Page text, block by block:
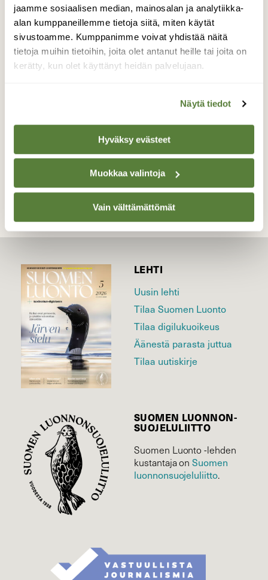
jaamme sosiaalisen median, mainosalan ja analytiikka-
alan kumppaneillemme tietoja siitä, miten käytät
sivustoamme. Kumppanimme voivat yhdistää näitä
tietoja muihin tietoihin, joita olet antanut heille tai joita on
kerätty, kun olet käyttänyt heidän palvelujaan.
Näytä tiedot
Hyväksy evästeet
Muokkaa valintoja
Vain välttämättömät
Harmaalokin kaklatus tuo
kevään
Taas kerran harmaalokki oli kevään
ensimmäinen muuttolintu, jonka havaitsin
TAKAISIN LISTAAN
LEHTI
Uusin lehti
Tilaa Suomen Luonto
Tilaa digilukuoikeus
Äänestä parasta juttua
Tilaa uutiskirje
SUOMEN LUONNON­
SUOJELU­LIITTO
Suomen Luonto -lehden
kustantaja onSuomen
luonnonsuojelu­liitto.